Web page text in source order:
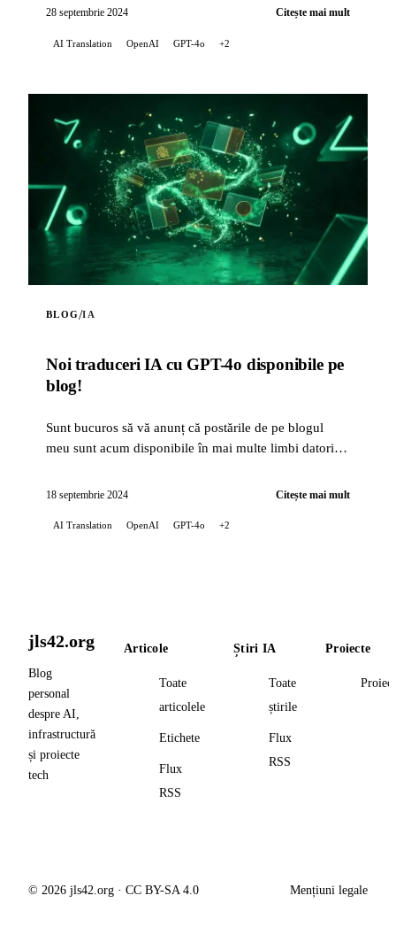
28 septembrie 2024 Citește mai mult
AI Translation OpenAI GPT-4o +2
BLOG/IA
Noi traduceri IA cu GPT-4o disponibile pe
blog!
Sunt bucuros să vă anunț că postările de pe blogul
meu sunt acum disponibile în mai multe limbi datorită
18 septembrie 2024 Citește mai mult
AI Translation OpenAI GPT-4o +2
jls42.org
Blog
personal
despre AI,
infrastructură
și proiecte
tech
Articole
Toate
articolele
Etichete
Flux
RSS
Știri IA
Toate
știrile
Flux
RSS
Proiecte
© 2026 jls42.org · CC BY-SA 4.0 Mențiuni legale